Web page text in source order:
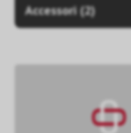
Accessori (2)